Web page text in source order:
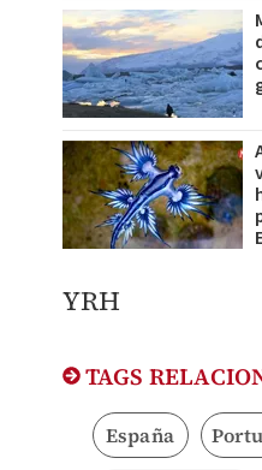
YRH
TAGS
España